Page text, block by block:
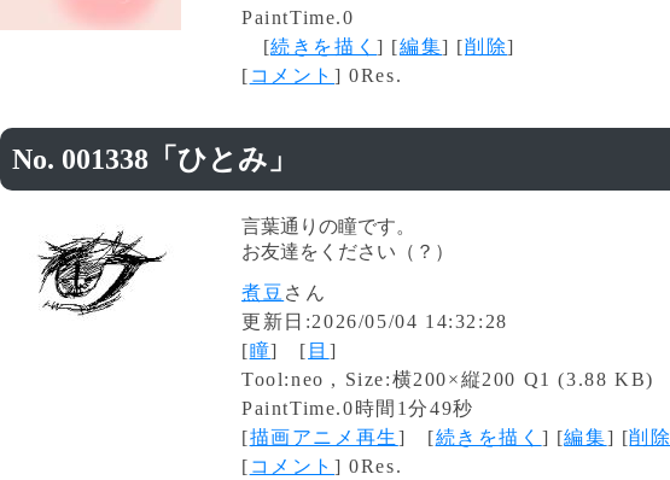
PaintTime.0
[続きを描く] [編集] [削除]
[ コメント] 0Res.
No. 001338「ひとみ」
言葉通りの瞳です。
お友達をください（？）
煮豆 さん
更新日:2026/05/04 14:32:28
[瞳] [ 目 ]
Tool:neo , Size:横200×縦200 Q1 (3.88 KB)
PaintTime.0時間1分49秒
[描画アニメ再生] [続きを描く ] [編集] [削除
[ コメント] 0Res.